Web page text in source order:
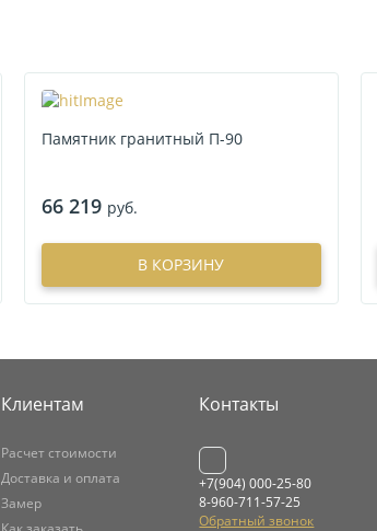
Памятник гранитный П-90
66 219 руб.
В КОРЗИНУ
Клиентам
Расчет стоимости
Доставка и оплата
Замер
Контакты
+7(904) 000-25-80
8-960-711-57-25
Обратный звонок